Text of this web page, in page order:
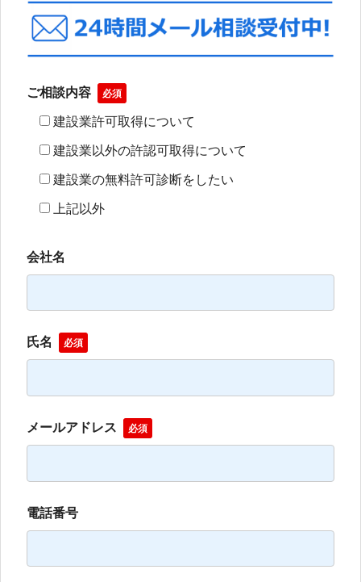
ご相談内容 必須
建設業許可取得について
建設業以外の許認可取得について
建設業の無料許可診断をしたい
上記以外
会社名
氏名 必須
メールアドレス 必須
電話番号